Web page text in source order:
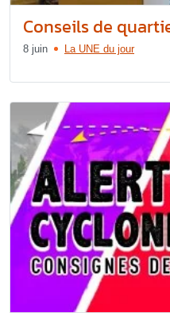
Conseils de
8 juin La UNE du jour